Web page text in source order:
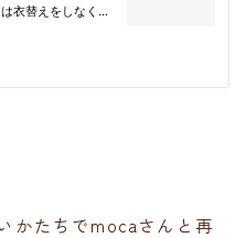
かたちでmocaさんと再